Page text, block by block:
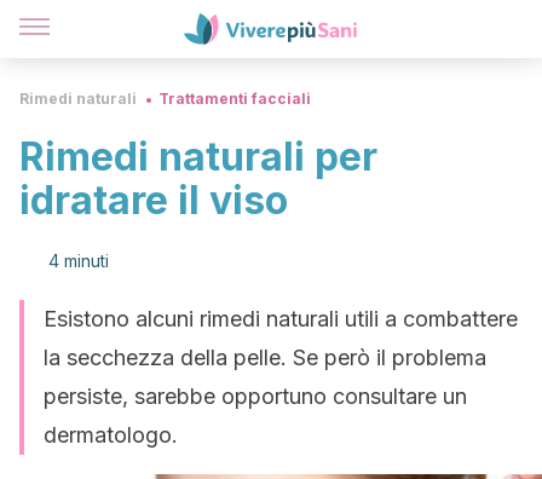
Rimedi naturali Trattamenti facciali
Rimedi naturali per
idratare il viso
4 minuti
Esistono alcuni rimedi naturali utili a combattere
la secchezza della pelle. Se però il problema
persiste, sarebbe opportuno consultare un
dermatologo.